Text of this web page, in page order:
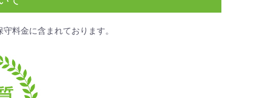
守料金に含まれております。